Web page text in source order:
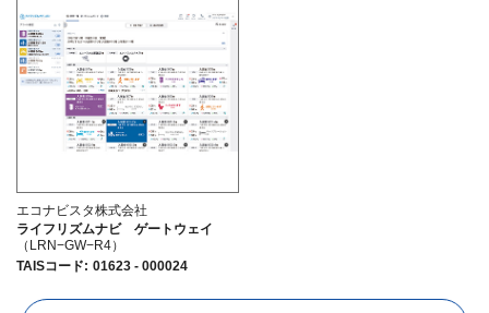
エコナビスタ株式会社
ライフリズムナビ ゲートウェイ
（LRN−GW−R4）
TAISコード: 01623 - 000024